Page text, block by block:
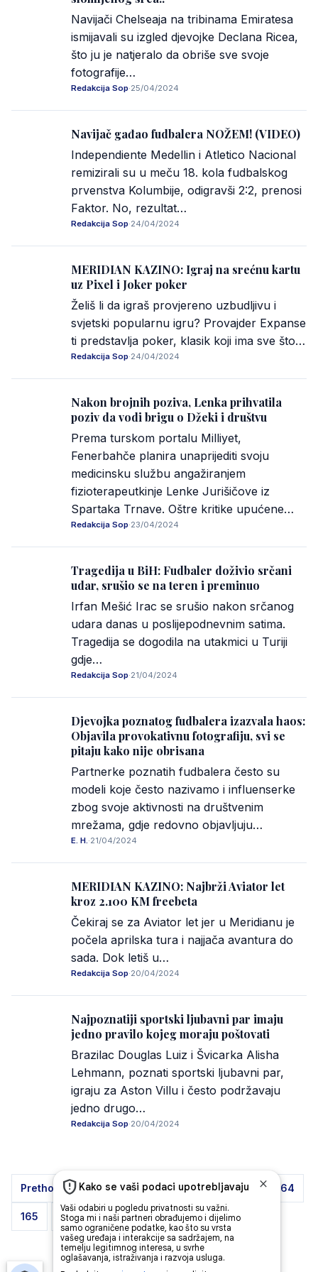
Navijači Chelseaja na tribinama Emiratesa
ismijavali su izgled djevojke Declana Ricea,
što ju je natjeralo da obriše sve svoje
fotografije…
Redakcija Sop·25/04/2024
Navijač gađao fudbalera NOŽEM! (VIDEO)
Independiente Medellin i Atletico Nacional
remizirali su u meču 18. kola fudbalskog
prvenstva Kolumbije, odigravši 2:2, prenosi
Faktor. No, rezultat…
Redakcija Sop·24/04/2024
MERIDIAN KAZINO: Igraj na srećnu kartu
uz Pixel i Joker poker
Želiš li da igraš provjereno uzbudljivu i
svjetski popularnu igru? Provajder Expanse
ti predstavlja poker, klasik koji ima sve što…
Redakcija Sop·24/04/2024
Nakon brojnih poziva, Lenka prihvatila
poziv da vodi brigu o Džeki i društvu
Prema turskom portalu Milliyet,
Fenerbahče planira unaprijediti svoju
medicinsku službu angažiranjem
fizioterapeutkinje Lenke Jurišičove iz
Spartaka Trnave. Oštre kritike upućene…
Redakcija Sop·23/04/2024
Tragedija u BiH: Fudbaler doživio srčani
udar, srušio se na teren i preminuo
Irfan Mešić Irac se srušio nakon srčanog
udara danas u poslijepodnevnim satima.
Tragedija se dogodila na utakmici u Turiji
gdje…
Redakcija Sop·21/04/2024
Djevojka poznatog fudbalera izazvala haos:
Objavila provokativnu fotografiju, svi se
pitaju kako nije obrisana
Partnerke poznatih fudbalera često su
modeli koje često nazivamo i influenserke
zbog svoje aktivnosti na društvenim
mrežama, gdje redovno objavljuju…
E. H.·21/04/2024
MERIDIAN KAZINO: Najbrži Aviator let
kroz 2.100 KM freebeta
Čekiraj se za Aviator let jer u Meridianu je
počela aprilska tura i najjača avantura do
sada. Dok letiš u…
Redakcija Sop·20/04/2024
Najpoznatiji sportski ljubavni par imaju
jedno pravilo kojeg moraju poštovati
Brazilac Douglas Luiz i Švicarka Alisha
Lehmann, poznati sportski ljubavni par,
igraju za Aston Villu i često podržavaju
jedno drugo…
Redakcija Sop·20/04/2024
Posts
pagination
Prethodno 1 … 161 162 163 164
165 … 218 Sljedeće